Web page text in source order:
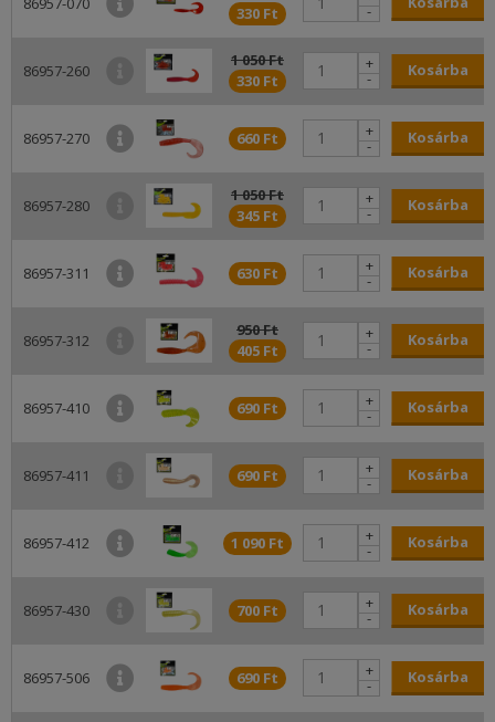
330 Ft
-
86957-260
1 050 Ft
330 Ft
-
+ Kosárba
86957-270 660 Ft -
+ Kosárba
86957-280
1 050 Ft
345 Ft
-
+ Kosárba
86957-311 630 Ft -
+ Kosárba
86957-312
950 Ft
405 Ft
-
+ Kosárba
86957-410 690 Ft -
+ Kosárba
86957-411 690 Ft -
+ Kosárba
86957-412 1 090 Ft -
+ Kosárba
86957-430 700 Ft -
+ Kosárba
86957-506 690 Ft -
+ Kosárba